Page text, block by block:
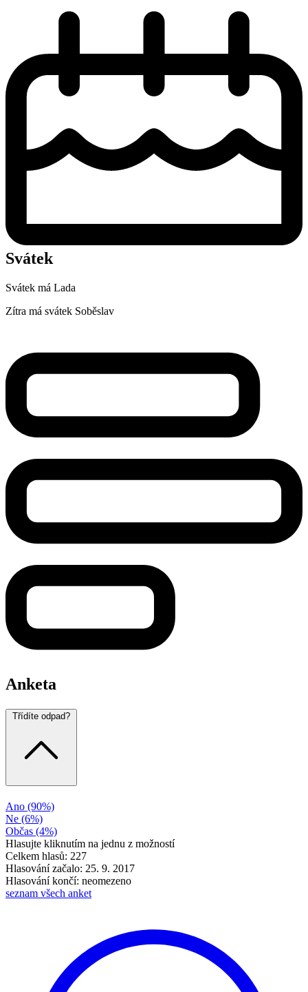
Svátek
Svátek má Lada
Zítra má svátek Soběslav
Anketa
Třídíte odpad?
Ano (90%)
Ne (6%)
Občas (4%)
Hlasujte kliknutím na jednu z možností
Celkem hlasů: 227
Hlasování začalo: 25. 9. 2017
Hlasování končí: neomezeno
seznam všech anket